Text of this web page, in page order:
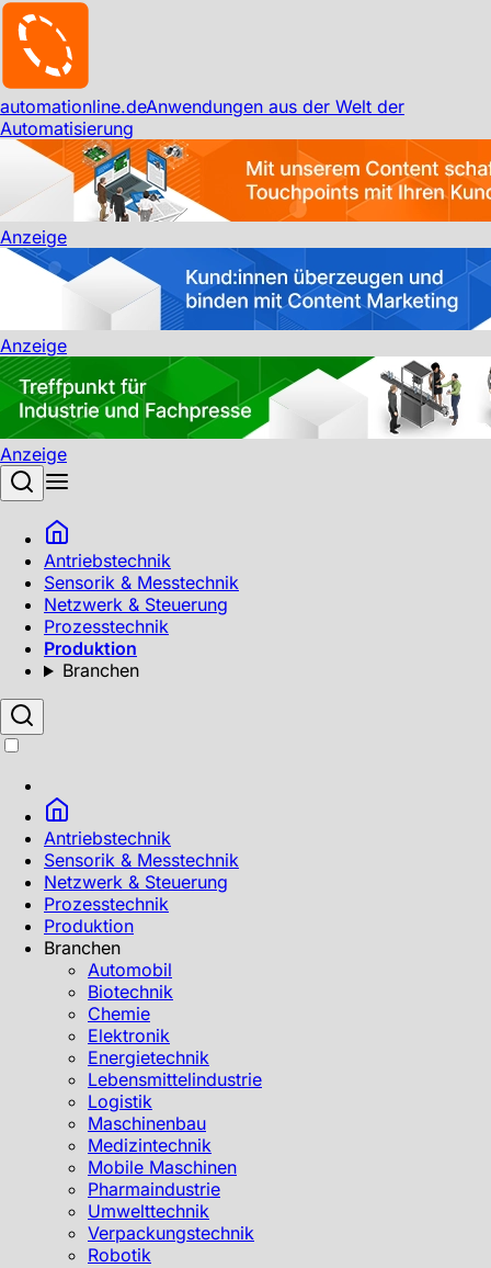
automationline.deAnwendungen aus der Welt der
Automatisierung
Anzeige
Anzeige
Anzeige
Antriebstechnik
Sensorik & Messtechnik
Netzwerk & Steuerung
Prozesstechnik
Produktion
Branchen
Antriebstechnik
Sensorik & Messtechnik
Netzwerk & Steuerung
Prozesstechnik
Produktion
Branchen
Automobil
Biotechnik
Chemie
Elektronik
Energietechnik
Lebensmittelindustrie
Logistik
Maschinenbau
Medizintechnik
Mobile Maschinen
Pharmaindustrie
Umwelttechnik
Verpackungstechnik
Robotik